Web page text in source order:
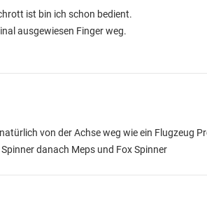
ist bin ich schon bedient.
ausgewiesen Finger weg.
von der Achse weg wie ein Flugzeug
danach Meps und Fox Spinner